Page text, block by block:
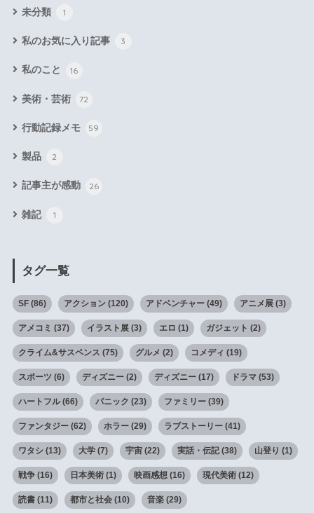
未分類 1
私のお気に入り記事 3
私のこと 16
美術・芸術 72
行動記録メモ 59
製品 2
記事主が感動 26
雑記 1
タグ一覧
SF(86) アクション(120) アドベンチャー(49) アニメ展(3)
アメコミ (37) イラスト展(3) エロ (1) ガジェット (2)
クライム&サスペンス (75) グルメ (2) コメディ (19)
スポーツ (6) ディズニー(2) ディズニー(17) ドラマ(53)
ハートフル(66) パニック (23) ファミリー(39)
ファンタジー(62) ホラー(29) ラブストーリー(41)
ワタシ(13) 大学(7) 宇宙(22) 実話・伝記(38) 山登り (1)
戦争(16) 日本美術(1) 映画感想(16) 現代美術(12)
読書(11) 都市と社会(10) 音楽(29)